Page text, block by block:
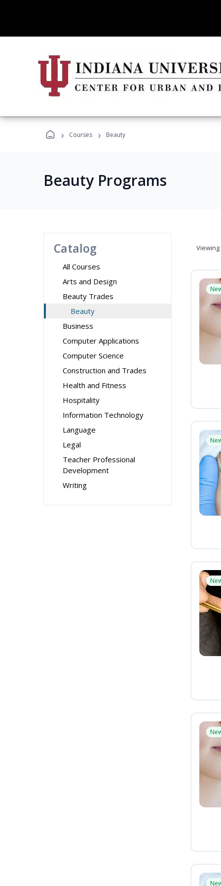
› Courses › Beauty
Beauty Programs
Catalog
All Courses
Arts and Design
Beauty Trades
Beauty
Business
Computer Applications
Computer Science
Construction and Trades
Health and Fitness
Hospitality
Information Technology
Language
Legal
Teacher Professional
Development
Writing
Viewing